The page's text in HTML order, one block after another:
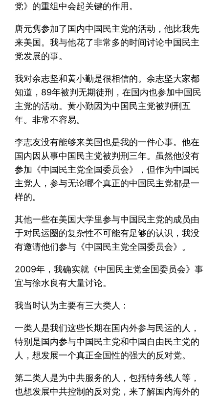
党》的重组中会起关键的作用。
唐元隽参加了国内中国民主党的活动，他比我先
来美国。我与他花了非常多的时间讨论中国民主
党发展的事。
我对余志坚和黄小勤是很相信的。余志坚大家都
知道，89年被判无期徒刑，在国内也参加中国民
主党的活动。黄小勤因为中国民主党被判刑五
年。非常不容易。
李志友没有能够来美国也是我的一件心事。他在
国内因从事中国民主党被判刑三年。虽然他没有
参加《中国民主党全国委员会》，但作为中国民
主党人，参与无论哪个真正的中国民主党都是一
样的。
其他一些在美国大学里参与中国民主党的成员由
于对民运圈的复杂性不可能有足够的认识，我没
有邀请他们参与《中国民主党全国委员会》。
2009年，我确实就《中国民主党全国委员会》事
宜与徐水良有大量讨论。
我当时认为主要有三大类人：
一类人是我们这些长期在国内外参与民运的人，
特别是国内参与中国民主党和中国自由民主党的
人，想发展一个真正全国性的强大的反对党。
第二类人是为中共服务的人，包括特务线人等，
也想发展中共控制的反对党，来了解国内海外的